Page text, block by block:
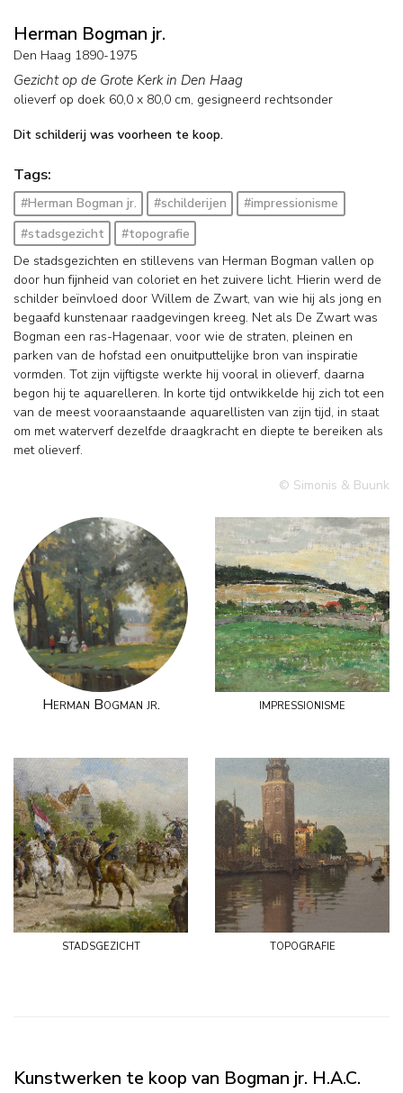
Herman Bogman jr.
Den Haag 1890-1975
Gezicht op de Grote Kerk in Den Haag
olieverf op doek 60,0 x 80,0 cm, gesigneerd rechtsonder
Dit schilderij was voorheen te koop.
Tags:
#Herman Bogman jr. #schilderijen
#impressionisme
#stadsgezicht
#topografie
De stadsgezichten en stillevens van Herman Bogman vallen op
door hun fijnheid van coloriet en het zuivere licht. Hierin werd de
schilder beïnvloed door Willem de Zwart, van wie hij als jong en
begaafd kunstenaar raadgevingen kreeg. Net als De Zwart was
Bogman een ras-Hagenaar, voor wie de straten, pleinen en
parken van de hofstad een onuitputtelijke bron van inspiratie
vormden. Tot zijn vijftigste werkte hij vooral in olieverf, daarna
begon hij te aquarelleren. In korte tijd ontwikkelde hij zich tot een
van de meest vooraanstaande aquarellisten van zijn tijd, in staat
om met waterverf dezelfde draagkracht en diepte te bereiken als
met olieverf.
© Simonis & Buunk
Herman Bogman jr. impressionisme
stadsgezicht topografie
Kunstwerken te koop van Bogman jr. H.A.C.